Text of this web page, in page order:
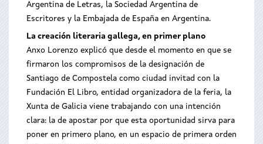
Argentina de Letras, la Sociedad Argentina de
Escritores y la Embajada de España en Argentina.
La creación literaria gallega, en primer plano
Anxo Lorenzo explicó que desde el momento en que se
firmaron los compromisos de la designación de
Santiago de Compostela como ciudad invitad con la
Fundación El Libro, entidad organizadora de la feria, la
Xunta de Galicia viene trabajando con una intención
clara: la de apostar por que esta oportunidad sirva para
poner en primero plano, en un espacio de primera orden